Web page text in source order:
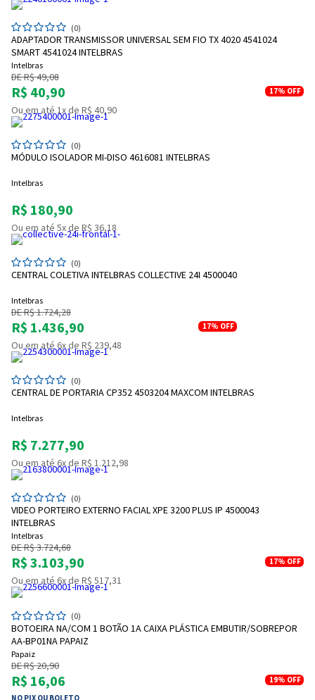
(0)
ADAPTADOR TRANSMISSOR UNIVERSAL SEM FIO TX 4020 4541024
SMART 4541024 INTELBRAS
Intelbras
DE R$ 49,08
R$ 40,90 17% OFF
Ou em até 1x de R$ 40,90
(0)
MÓDULO ISOLADOR MI-DISO 4616081 INTELBRAS
Intelbras
R$ 180,90
Ou em até 5x de R$ 36,18
(0)
CENTRAL COLETIVA INTELBRAS COLLECTIVE 24I 4500040
Intelbras
DE R$ 1.724,28
R$ 1.436,90 17% OFF
Ou em até 6x de R$ 239,48
(0)
CENTRAL DE PORTARIA CP352 4503204 MAXCOM INTELBRAS
Intelbras
R$ 7.277,90
Ou em até 6x de R$ 1.212,98
(0)
VIDEO PORTEIRO EXTERNO FACIAL XPE 3200 PLUS IP 4500043
INTELBRAS
Intelbras
DE R$ 3.724,68
R$ 3.103,90 17% OFF
Ou em até 6x de R$ 517,31
(0)
BOTOEIRA NA/COM 1 BOTÃO 1A CAIXA PLÁSTICA EMBUTIR/SOBREPOR
AA-BP01NA PAPAIZ
Papaiz
DE R$ 20,90
R$ 16,06
NO PIX OU BOLETO
19% OFF